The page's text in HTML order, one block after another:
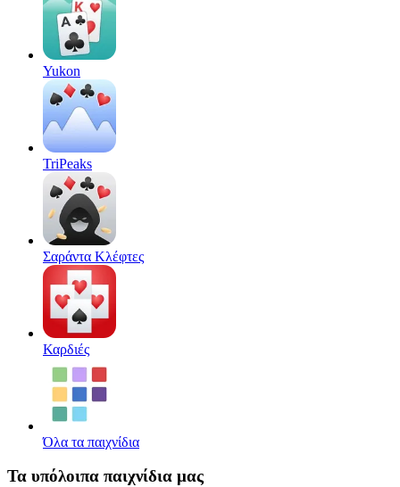
Yukon
TriPeaks
Σαράντα Κλέφτες
Καρδιές
Όλα τα παιχνίδια
Τα υπόλοιπα παιχνίδια μας